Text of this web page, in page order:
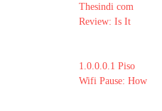
Thesindi com
Review: Is It
1.0.0.0.1 Piso
Wifi Pause: How